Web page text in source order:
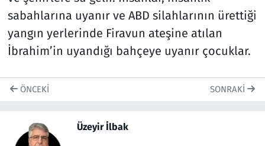
sabahlarına uyanır ve ABD silahlarının ürettiği
yangın yerlerinde Firavun ateşine atılan
İbrahim’in uyandığı bahçeye uyanır çocuklar.
ÖNCEKI SONRAKI
Üzeyir İlbak